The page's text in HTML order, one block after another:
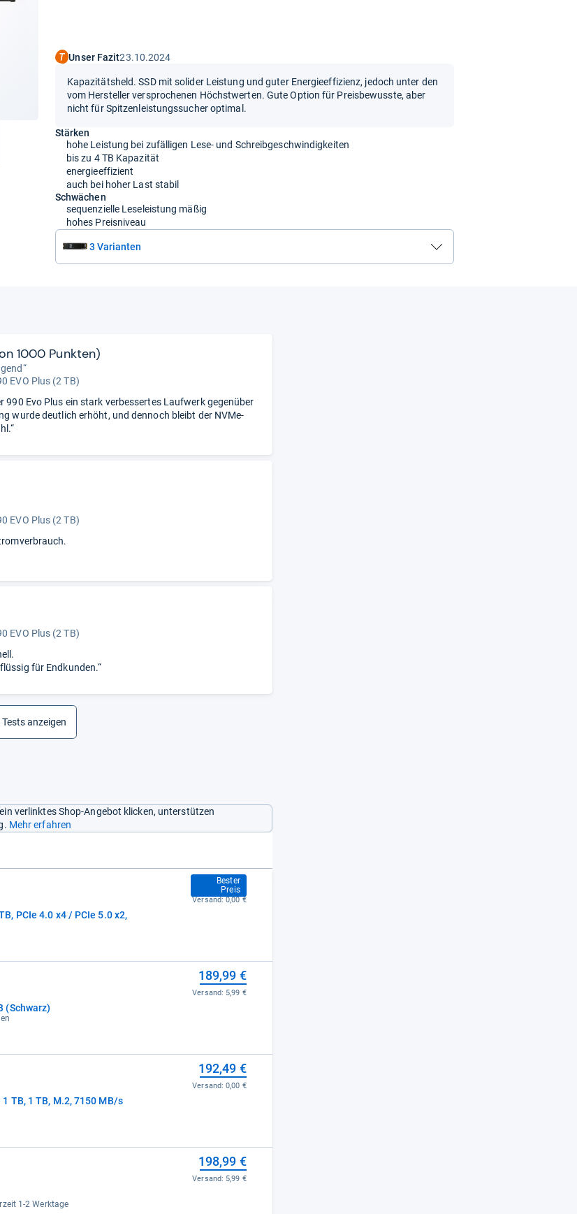
Unser Fazit23.10.2024
Kapazitätsheld. SSD mit solider Leistung und guter Energieeffizienz, jedoch unter den
vom Hersteller versprochenen Höchstwerten. Gute Option für Preisbewusste, aber
nicht für Spitzenleistungssucher optimal.
Stärken
hohe Leistung bei zufälligen Lese- und Schreibgeschwindigkeiten
bis zu 4 TB Kapazität
energieeffizient
auch bei hoher Last stabil
Schwächen
sequenzielle Leseleistung mäßig
hohes Preisniveau
3 Varianten
1000 Punkten)
EVO Plus (2 TB)
990 Evo Plus ein stark verbessertes Laufwerk gegenüber
wurde deutlich erhöht, und dennoch bleibt der NVMe-
EVO Plus (2 TB)
EVO Plus (2 TB)
für Endkunden.“
Tests anzeigen
verlinktes Shop-Angebot klicken, unterstützen
Mehr erfahren
PCIe 4.0 x4 / PCIe 5.0 x2,
Bester
Preis
180,49 €
Versand:0,00 €
(Schwarz)
189,99 €
Versand: 5,99 €
TB, 1 TB, M.2, 7150 MB/s
192,49 €
Versand:0,00 €
1-2 Werktage
198,99 €
Versand: 5,99 €